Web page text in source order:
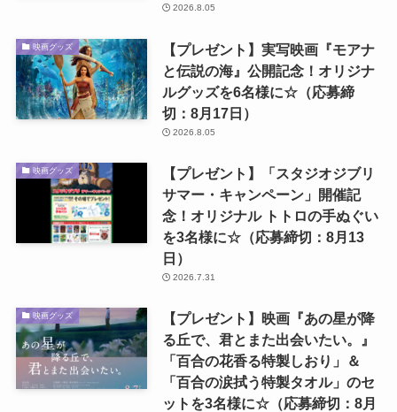
2026.8.05
映画グッズ
【プレゼント】実写映画『モアナ
と伝説の海』公開記念！オリジナ
ルグッズを6名様に☆（応募締
切：8月17日）
2026.8.05
映画グッズ
【プレゼント】「スタジオジブリ
サマー・キャンペーン」開催記
念！オリジナル トトロの手ぬぐい
を3名様に☆（応募締切：8月13
日）
2026.7.31
映画グッズ
【プレゼント】映画『あの星が降
る丘で、君とまた出会いたい。』
「百合の花香る特製しおり」＆
「百合の涙拭う特製タオル」のセ
ットを3名様に☆（応募締切：8月